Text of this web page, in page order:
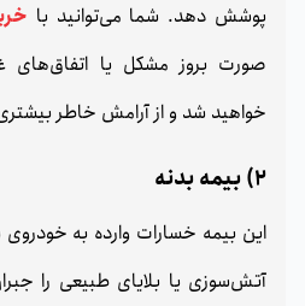
پوشش دهد. شما می‌توانید با
صورت بروز مشکل یا اتفاق‌های
خواهید شد و از آرامش خاطر
2) بیمه بدنه
این بیمه خسارات وارده به
آتش‌سوزی یا بلایای طبیعی را